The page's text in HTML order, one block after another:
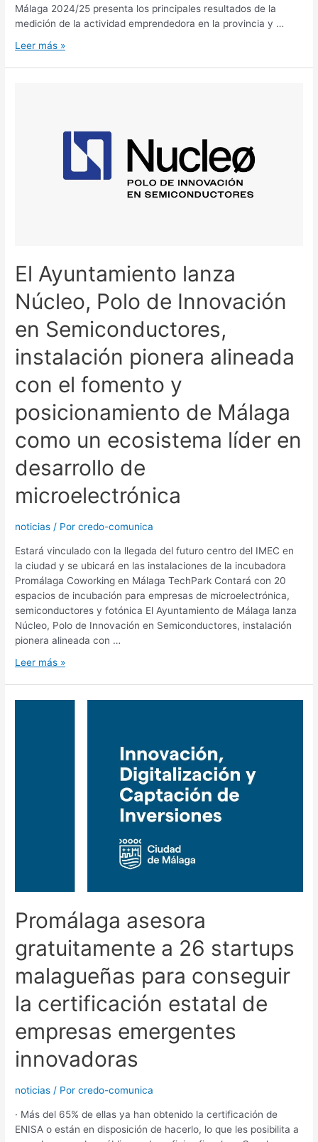
Málaga 2024/25 presenta los principales resultados de la
medición de la actividad emprendedora en la provincia y …
Leer más »
El Ayuntamiento lanza
Núcleo, Polo de Innovación
en Semiconductores,
instalación pionera alineada
con el fomento y
posicionamiento de Málaga
como un ecosistema líder en
desarrollo de
microelectrónica
noticias / Porcredo-comunica
Estará vinculado con la llegada del futuro centro del IMEC en
la ciudad y se ubicará en las instalaciones de la incubadora
Promálaga Coworking en Málaga TechPark Contará con 20
espacios de incubación para empresas de microelectrónica,
semiconductores y fotónica El Ayuntamiento de Málaga lanza
Núcleo, Polo de Innovación en Semiconductores, instalación
pionera alineada con …
Leer más »
Promálaga asesora
gratuitamente a 26 startups
malagueñas para conseguir
la certificación estatal de
empresas emergentes
innovadoras
noticias / Porcredo-comunica
· Más del 65% de ellas ya han obtenido la certificación de
ENISA o están en disposición de hacerlo, lo que les posibilita a